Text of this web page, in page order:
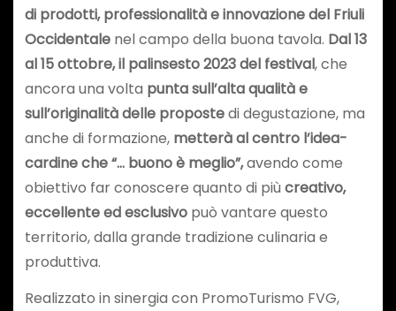
di prodotti, professionalità e innovazione del Friuli
Occidentale nel campo della buona tavola. Dal 13
al 15 ottobre, il palinsesto 2023 del festival, che
ancora una volta punta sull’alta qualità e
sull’originalità delle propostedi degustazione, ma
anche di formazione, metterà al centro l’idea-
cardine che “… buono è meglio”,avendo come
obiettivo far conoscere quanto di più creativo,
eccellente ed esclusivopuò vantare questo
territorio, dalla grande tradizione culinaria e
produttiva.
Realizzato in sinergia con PromoTurismo FVG,